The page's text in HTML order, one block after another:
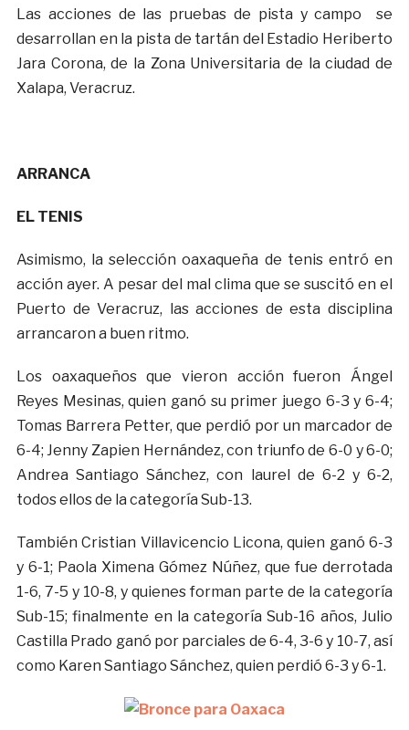
Las acciones de las pruebas de pista y campo se
desarrollan en la pista de tartán del Estadio Heriberto
Jara Corona, de la Zona Universitaria de la ciudad de
Xalapa, Veracruz.
ARRANCA
EL TENIS
Asimismo, la selección oaxaqueña de tenis entró en
acción ayer. A pesar del mal clima que se suscitó en el
Puerto de Veracruz, las acciones de esta disciplina
arrancaron a buen ritmo.
Los oaxaqueños que vieron acción fueron Ángel
Reyes Mesinas, quien ganó su primer juego 6-3 y 6-4;
Tomas Barrera Petter, que perdió por un marcador de
6-4; Jenny Zapien Hernández, con triunfo de 6-0 y 6-0;
Andrea Santiago Sánchez, con laurel de 6-2 y 6-2,
todos ellos de la categoría Sub-13.
También Cristian Villavicencio Licona, quien ganó 6-3
y 6-1; Paola Ximena Gómez Núñez, que fue derrotada
1-6, 7-5 y 10-8, y quienes forman parte de la categoría
Sub-15; finalmente en la categoría Sub-16 años, Julio
Castilla Prado ganó por parciales de 6-4, 3-6 y 10-7, así
como Karen Santiago Sánchez, quien perdió 6-3 y 6-1.